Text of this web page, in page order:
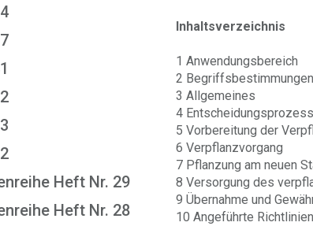
Heft Nr. 29
Heft Nr. 28
Inhaltsverzeichnis
1 Anwendungsbereich
2 Begriffsbestimmungen
3 Allgemeines
4 Entscheidungsprozess
5 Vorbereitung der
6 Verpflanzvorgang
7 Pflanzung am neuen
8 Versorgung des
9 Übernahme und
10 Angeführte